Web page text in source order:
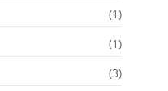
(1)
(1)
(3)